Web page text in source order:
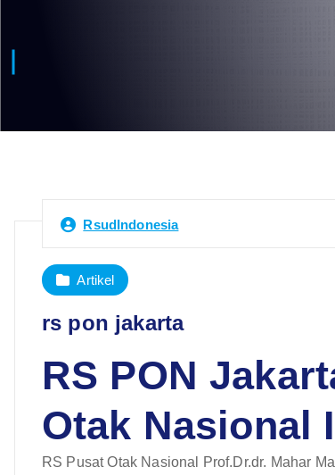
RsudIndonesia
Artikel
rs pon jakarta
RS PON
Otak Nasional
RS Pusat Otak Nasional Prof.Dr.dr. Mahar